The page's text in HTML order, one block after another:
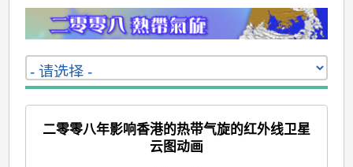
二零零八年影响香港的热带气旋的红外线卫星
云图动画